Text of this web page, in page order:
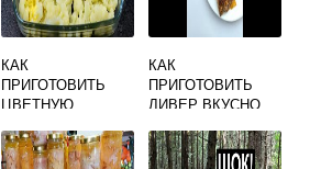
КАК
ПРИГОТОВИТЬ
ЦВЕТНУЮ
НА СКОВОРОДЕ
СО СМЕТАНОЙ И
КАК
ПРИГОТОВИТЬ
ЛИВЕР ВКУСНО
СКОВОРОДЕ